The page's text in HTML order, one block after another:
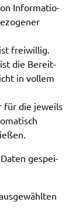
Infor­ma­tio­
frei­wil­lig.
ist die Bereit­
in vollem
für die jeweils
gespei­